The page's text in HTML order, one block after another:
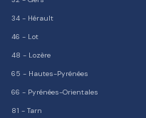
34 - Hérault
46 - Lot
48 - Lozère
65 - Hautes-Pyrénées
66 - Pyrénées-Orientales
81 - Tarn